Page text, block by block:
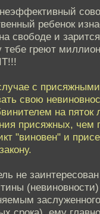
ребенок
свободе и
тебе греют
с
свою
на
присяжных, чем
"виновен" и
не